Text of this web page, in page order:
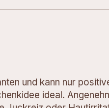
und kann nur
ideal.